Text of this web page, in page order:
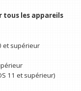
tous les appareils
et supérieur
11 et supérieur)